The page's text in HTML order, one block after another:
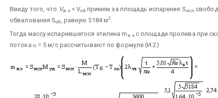
Ввиду того, что Vж.э < Vобпримем за площадь испарения Sисп
обвалования Sоб , равную 5184 м2.
Тогда массу испарившегося этилена m и.эс площади пролива при
потока u = 5 м/с рассчитывают по формуле (И.2)